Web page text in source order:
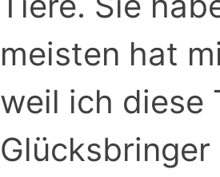
meisten hat
weil ich diese